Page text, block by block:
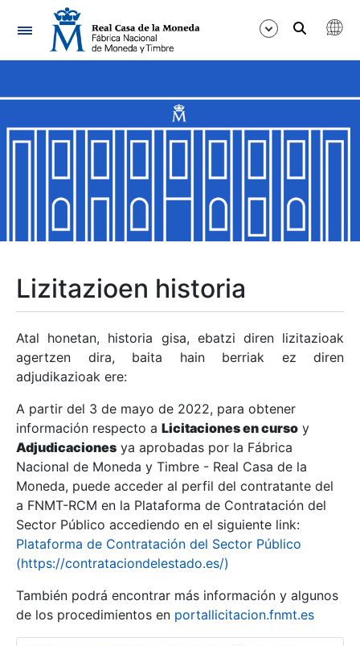
Nabigazioa
Erakutsi/Ezkutatu
Erakutsi/Ezkutatu
Erakutsi/Ezkutatu
Erakutsi/Ezkutatu
Erakutsi/Ezkutatu
Erakutsi/Ezkutatu
Erakutsi/Ezkutatu
Lizitazioen historia
Atal honetan, historia gisa, ebatzi diren lizitazioak
agertzen dira, baita hain berriak ez diren
adjudikazioak ere:
A partir del 3 de mayo de 2022, para obtener
información respecto a Licitaciones en curso y
Adjudicaciones ya aprobadas por la Fábrica
Nacional de Moneda y Timbre - Real Casa de la
Moneda, puede acceder al perfil del contratante del
a FNMT-RCM en la Plataforma de Contratación del
Sector Público accediendo en el siguiente link:
Plataforma de Contratación del Sector Público
(https://contrataciondelestado.es/)
También podrá encontrar más información y algunos
de los procedimientos en portallicitacion.fnmt.es